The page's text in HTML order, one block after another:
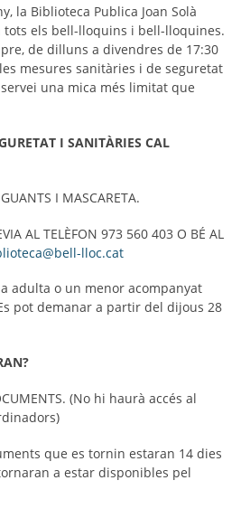
la Biblioteca Publica Joan Solà
tots els bell-lloquins i bell-lloquines.
de dilluns a divendres de 17:30
mesures sanitàries i de seguretat
una mica més limitat que
I SANITÀRIES CAL
I MASCARETA.
AL TELÈFON 973 560 403 O BÉ AL
lloc.cat
adulta o un menor acompanyat
pot demanar a partir del dijous 28
(No hi haurà accés al
que es tornin estaran 14 dies
a estar disponibles pel